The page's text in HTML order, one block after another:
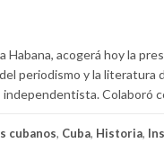
acogerá hoy la
periodismo y la literatura
Colaboró
cubanos, Cuba, Historia,